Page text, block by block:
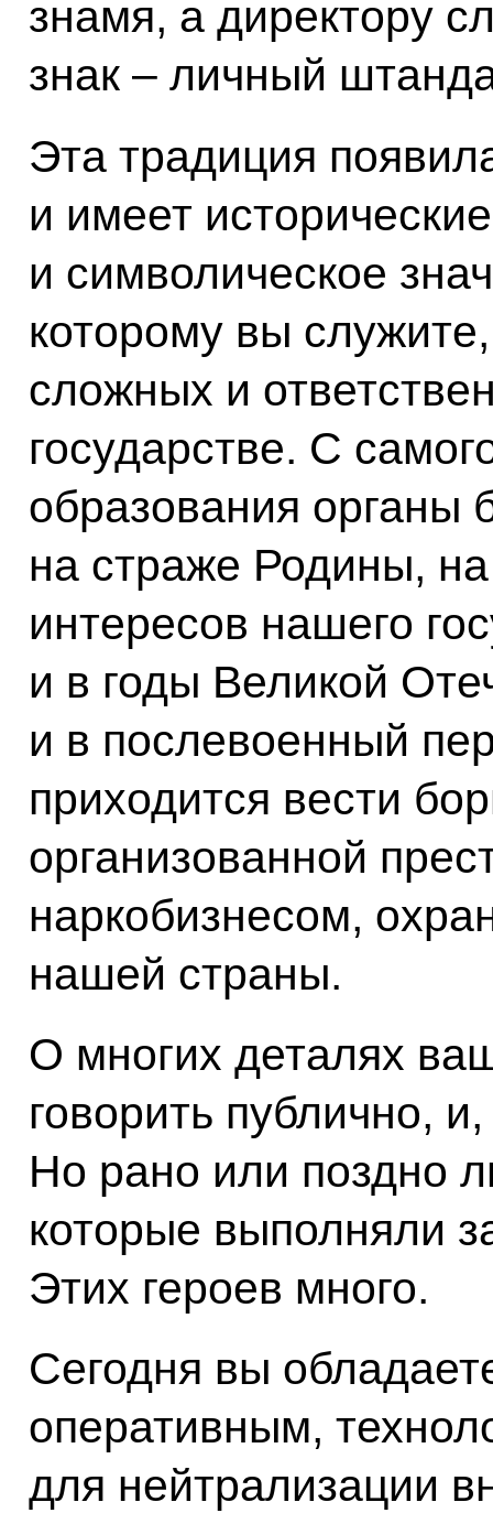
знамя, а директору
знак – личный
Эта традиция
и имеет
и символическое
которому вы
сложных и
государстве. С
образования органы
на страже Родины,
интересов нашего
и в годы Великой
и в послевоенный
приходится вести
организованной
наркобизнесом,
нашей страны.
О многих деталях
говорить публично,
Но рано или поздно
которые выполняли
Этих героев много.
Сегодня вы
оперативным,
для нейтрализации